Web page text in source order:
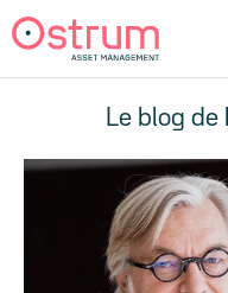
Le blog de